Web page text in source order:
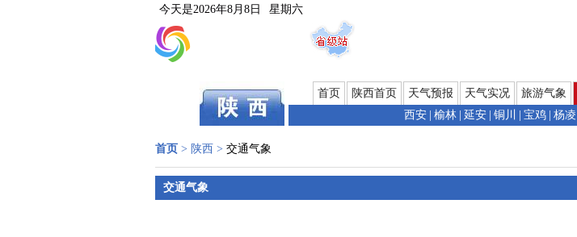
今天是2026年8月8日 星期六
首页 陕西首页 天气预报 天气实况 旅游气象
西安 榆林 延安 铜川 宝鸡 杨凌
首页 > 陕西 > 交通气象
交通气象